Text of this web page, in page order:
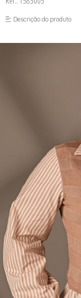
FUSEA-AGOSTO I-
LONGO-AGOSTO I-
MACAC-AGOSTO I-
Descrição do produto